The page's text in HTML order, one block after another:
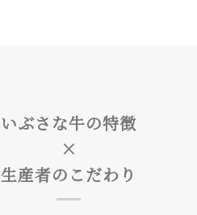
いぶさな牛の特徴
×
生産者のこだわり